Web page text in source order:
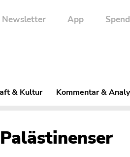
Newsletter App
& Kultur Kommentar &